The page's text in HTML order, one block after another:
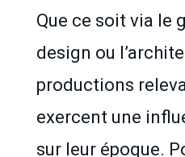
Que ce soit via le
design ou
productions
exercent une
sur leur époque.